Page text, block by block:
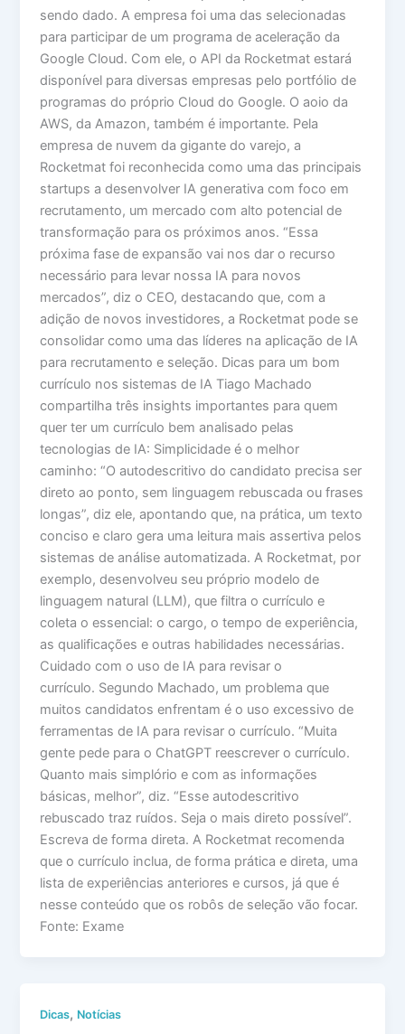
sendo dado. A empresa foi uma das selecionadas
para participar de um programa de aceleração da
Google Cloud. Com ele, o API da Rocketmat estará
disponível para diversas empresas pelo portfólio de
programas do próprio Cloud do Google. O aoio da
AWS, da Amazon, também é importante. Pela
empresa de nuvem da gigante do varejo, a
Rocketmat foi reconhecida como uma das principais
startups a desenvolver IA generativa com foco em
recrutamento, um mercado com alto potencial de
transformação para os próximos anos. “Essa
próxima fase de expansão vai nos dar o recurso
necessário para levar nossa IA para novos
mercados”, diz o CEO, destacando que, com a
adição de novos investidores, a Rocketmat pode se
consolidar como uma das líderes na aplicação de IA
para recrutamento e seleção. Dicas para um bom
currículo nos sistemas de IA Tiago Machado
compartilha três insights importantes para quem
quer ter um currículo bem analisado pelas
tecnologias de IA: Simplicidade é o melhor
caminho: “O autodescritivo do candidato precisa ser
direto ao ponto, sem linguagem rebuscada ou frases
longas”, diz ele, apontando que, na prática, um texto
conciso e claro gera uma leitura mais assertiva pelos
sistemas de análise automatizada. A Rocketmat, por
exemplo, desenvolveu seu próprio modelo de
linguagem natural (LLM), que filtra o currículo e
coleta o essencial: o cargo, o tempo de experiência,
as qualificações e outras habilidades necessárias.
Cuidado com o uso de IA para revisar o
currículo. Segundo Machado, um problema que
muitos candidatos enfrentam é o uso excessivo de
ferramentas de IA para revisar o currículo. “Muita
gente pede para o ChatGPT reescrever o currículo.
Quanto mais simplório e com as informações
básicas, melhor”, diz. “Esse autodescritivo
rebuscado traz ruídos. Seja o mais direto possível”.
Escreva de forma direta. A Rocketmat recomenda
que o currículo inclua, de forma prática e direta, uma
lista de experiências anteriores e cursos, já que é
nesse conteúdo que os robôs de seleção vão focar.
Fonte: Exame
Dicas, Notícias